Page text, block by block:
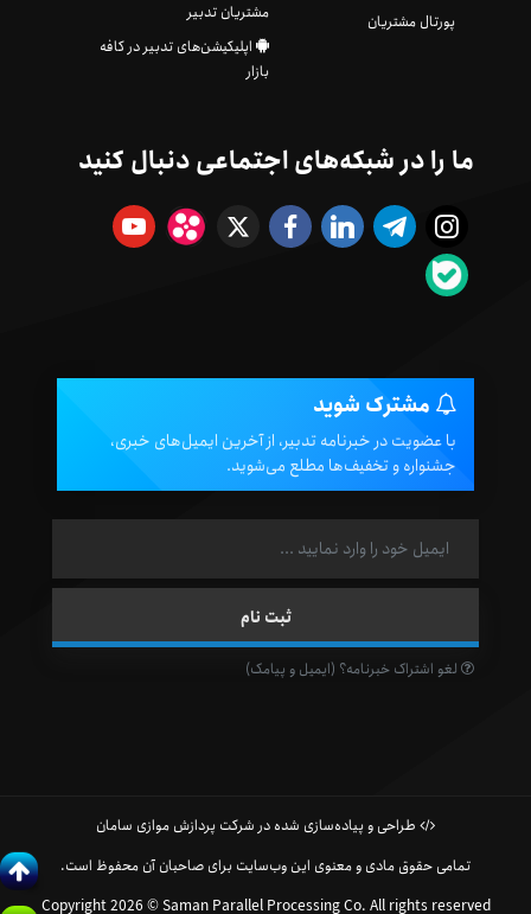
پورتال مشتریان
مشتریان تدبیر
اپلیکیشن‌های تدبیر در کافه
بازار
ما را در شبکه‌های اجتماعی دنبال کنید
مشترک شوید
با عضویت در خبرنامه تدبیر، از آخرین ایمیل‌های خبری،
جشنواره و تخفیف‌ها مطلع می‌شوید.
لغو اشتراک خبرنامه؟ (ایمیل و پیامک)
طراحی و پیاده‌سازی شده در شرکت پردازش موازی سامان
تمامی حقوق مادی و معنوی این وب‌سایت برای صاحبان آن محفوظ است.
Copyright 2026 © Saman Parallel Processing Co. All rights reserved